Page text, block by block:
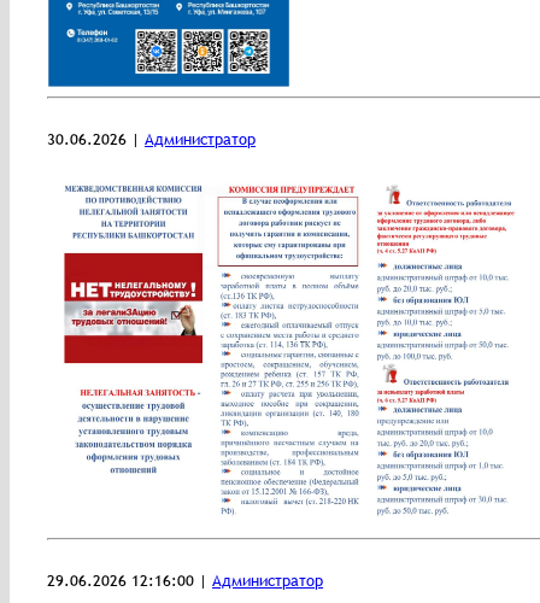
30.06.2026 | Администратор
29.06.2026 12:16:00 | Администратор